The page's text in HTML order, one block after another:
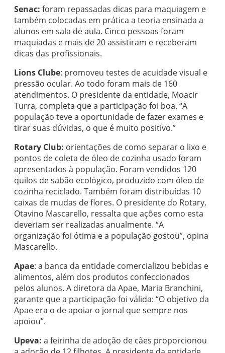
Senac: foram repassadas dicas para maquiagem e
também colocadas em prática a teoria ensinada a
alunos em sala de aula. Cinco pessoas foram
maquiadas e mais de 20 assistiram e receberam
dicas das profissionais.
Lions Clube: promoveu testes de acuidade visual e
pressão ocular. Ao todo foram mais de 160
atendimentos. O presidente da entidade, Moacir
Turra, completa que a participação foi boa. “A
população teve a oportunidade de fazer exames e
tirar suas dúvidas, o que é muito positivo.”
Rotary Club: orientações de como separar o lixo e
pontos de coleta de óleo de cozinha usado foram
apresentados à população. Foram vendidos 120
quilos de sabão ecológico, produzido com óleo de
cozinha reciclado. Também foram distribuídas 10
caixas de mudas de flores. O presidente do Rotary,
Otavino Mascarello, ressalta que ações como esta
deveriam ser realizadas anualmente. “A
organização foi ótima e a população gostou”, opina
Mascarello.
Apae: a banca da entidade comercializou bebidas e
alimentos, além dos produtos confeccionados
pelos alunos. A diretora da Apae, Maria Branchini,
garante que a participação foi válida: “O objetivo da
Apae era o de apoiar o jornal que sempre nos
apoiou”.
Upeva: a feirinha de adoção de cães proporcionou